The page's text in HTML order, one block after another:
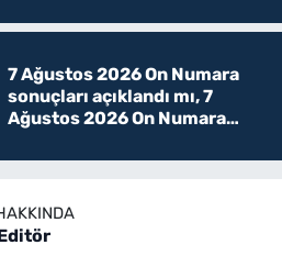
7 Ağustos 2026 On Numara
sonuçları açıklandı mı, 7
Ağustos 2026 On Numara